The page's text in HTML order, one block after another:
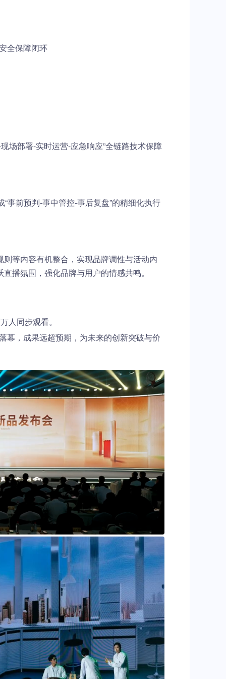
全保障闭环
场部署-实时运营-应急响应”全链路技术保障
事前预判-事中管控-事后复盘”的精细化执行
等内容有机整合，实现品牌调性与活动内
播氛围，强化品牌与用户的情感共鸣。
人同步观看。
幕，成果远超预期，为未来的创新突破与价